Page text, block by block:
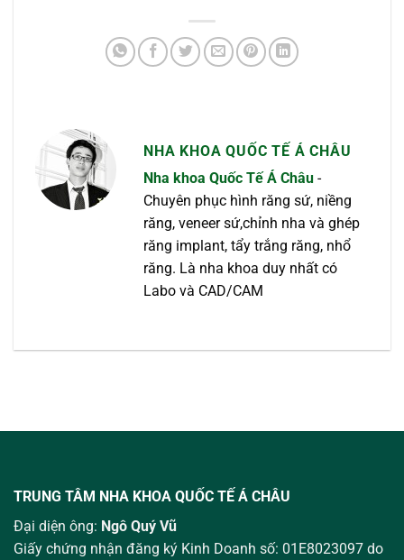
NHA KHOA QUỐC TẾ Á CHÂU
Nha khoa Quốc Tế Á Châu -
Chuyên phục hình răng sứ, niềng
răng, veneer sứ,chỉnh nha và ghép
răng implant, tẩy trắng răng, nhổ
răng. Là nha khoa duy nhất có
Labo và CAD/CAM
TRUNG TÂM NHA KHOA QUỐC TẾ Á CHÂU
Đại diện ông: Ngô Quý Vũ
Giấy chứng nhận đăng ký Kinh Doanh số: 01E8023097 do